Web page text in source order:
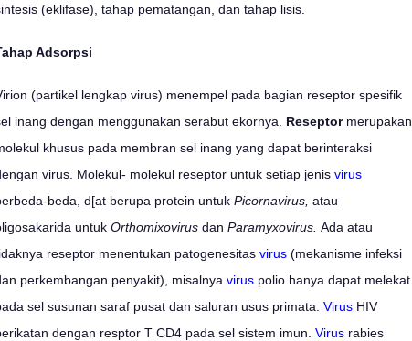
(eklifase), tahap pematangan, dan tahap lisis.
Adsorpsi
(partikel lengkap virus) menempel pada bagian reseptor spesifik
inang dengan menggunakan serabut ekornya. Reseptor merupakan
khusus pada membran sel inang yang dapat berinteraksi
virus. Molekul- molekul reseptor untuk setiap jenis virus
beda, d[at berupa protein untuk Picornavirus, atau
untuk Orthomixovirus dan Paramyxovirus. Ada atau
reseptor menentukan patogenesitas virus (mekanisme infeksi
perkembangan penyakit), misalnya virus polio hanya dapat melekat
sel susunan saraf pusat dan saluran usus primata. Virus HIV
dengan resptor T CD4 pada sel sistem imun. Virus rabies